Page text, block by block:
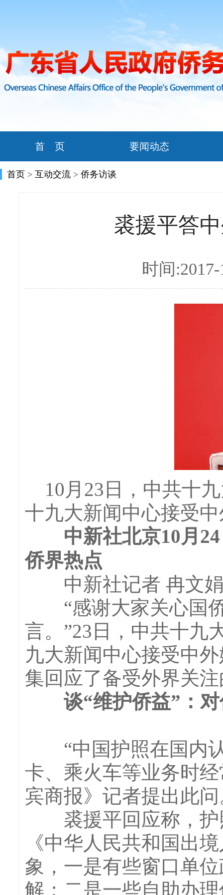
首 页 要闻动态
首页 > 互动交流 > 侨务访谈
裘援平答
时间
10月23日，中共十
十九大新闻中心接受
中新社北京10月24
侨界热点
中新社记者 冉文
“感谢大家关心国侨
言。”23日，中共十九
九大新闻中心接受中
集回应了备受外界关
谈“维护侨益”：对
“中国护照在国内认
卡、乘火车等业务时
宾商报》记者提出此
裘援平回应称，护
《中华人民共和国出
象，一是有些窗口单
解；二是一些自助办